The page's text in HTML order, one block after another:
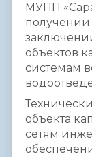
МУПП
объектов
системам
объекта
сетям